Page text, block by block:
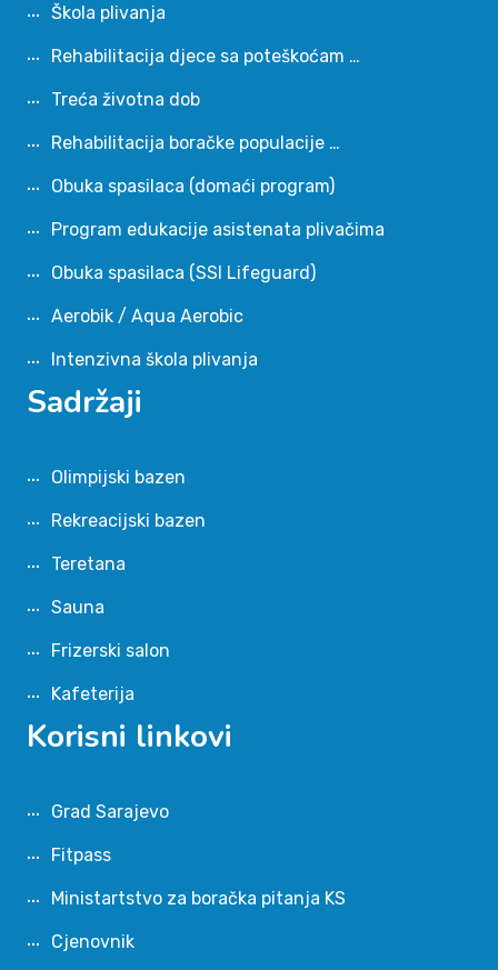
Škola plivanja
Rehabilitacija djece sa poteškoćam …
Treća životna dob
Rehabilitacija boračke populacije …
Obuka spasilaca (domaći program)
Program edukacije asistenata plivačima
Obuka spasilaca (SSI Lifeguard)
Aerobik / Aqua Aerobic
Intenzivna škola plivanja
Sadržaji
Olimpijski bazen
Rekreacijski bazen
Teretana
Sauna
Frizerski salon
Kafeterija
Korisni linkovi
Grad Sarajevo
Fitpass
Ministartstvo za boračka pitanja KS
Cjenovnik